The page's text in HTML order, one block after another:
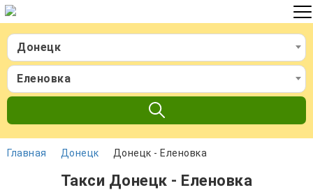
Донецк
Еленовка
Главная Донецк Донецк - Еленовка
Такси Донецк - Еленовка